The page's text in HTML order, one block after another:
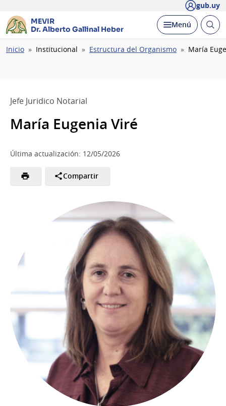
gub.uy
MEVIR
Dr. Alberto Gallinal Heber
Desplegar
Menú Abrir
Ruta
Inicio Institucional Estructura del Organismo María
Jefe Juridico Notarial
María Eugenia Viré
Última actualización: 12/05/2026
Compartir